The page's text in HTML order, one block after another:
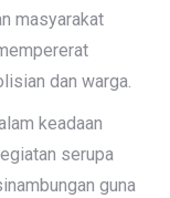
masyarakat
dan warga.
keadaan
serupa
guna